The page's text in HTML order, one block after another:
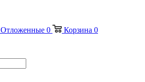
Отложенные 0 Корзина 0